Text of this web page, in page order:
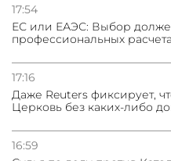
17:54
ЕС или ЕАЭС: Выбор
профессиональных
17:16
Даже Reuters фиксирует,
Церковь без каких-либо
16:59
03.08.2026
31.07.2026
погрануправления СНБ